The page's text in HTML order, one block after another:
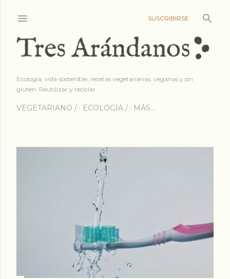
Ir al contenido
SUSCRIBIRSE
Ecología, vida sostenible, recetas vegetarianas, veganas y sin
gluten. Reutilizar y reciclar.
VEGETARIANO / ECOLOGÍA / MÁS…